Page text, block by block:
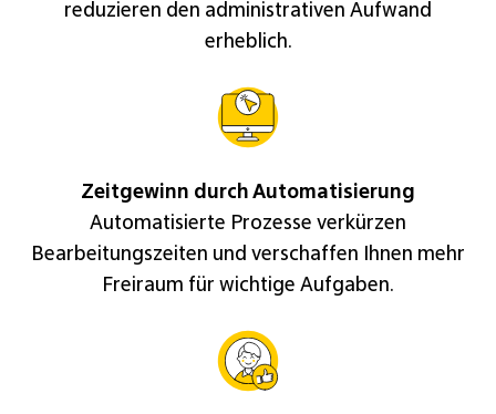
reduzieren den administrativen Aufwand
erheblich.
Zeitgewinn durch Automatisierung
Automatisierte Prozesse verkürzen
Bearbeitungszeiten und verschaffen Ihnen mehr
Freiraum für wichtige Aufgaben.